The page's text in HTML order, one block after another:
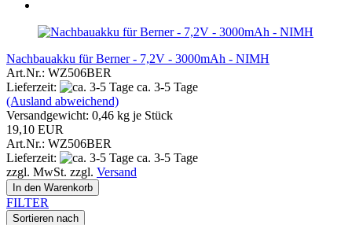
Nachbauakku für Berner - 7,2V - 3000mAh - NIMH
Art.Nr.: WZ506BER
Lieferzeit:
ca. 3-5 Tage
(Ausland abweichend)
Versandgewicht: 0,46 kg je Stück
19,10 EUR
Art.Nr.: WZ506BER
Lieferzeit:
ca. 3-5 Tage
zzgl. MwSt. zzgl. Versand
In den Warenkorb
FILTER
Sortieren nach